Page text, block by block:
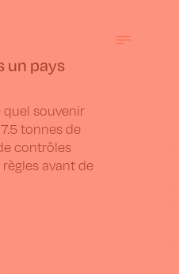
un pays
quel souvenir
tonnes de
contrôles
avant de